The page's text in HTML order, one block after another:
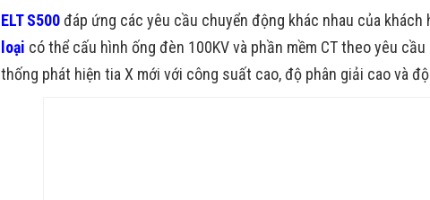
ELT S500đáp ứng các yêu cầu chuyển động khác nhau của khách
loại có thể cấu hình ống đèn 100KV và phần mềm CT theo yêu
thống phát hiện tia X mới với công suất cao, độ phân giải cao và